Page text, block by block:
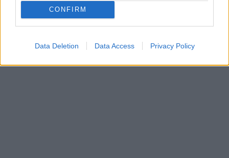
CONFIRM
Data Deletion Data Access Privacy Policy